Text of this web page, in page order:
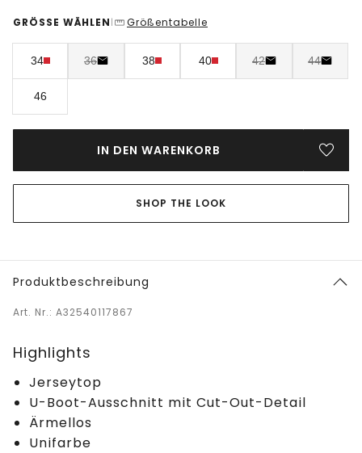
GRÖSSE WÄHLEN | Größentabelle
34 36 38 40 42 44
46
IN DEN WARENKORB
SHOP THE LOOK
Produktbeschreibung
Art. Nr.: A32540117867
Highlights
Jerseytop
U-Boot-Ausschnitt mit Cut-Out-Detail
Ärmellos
Unifarbe